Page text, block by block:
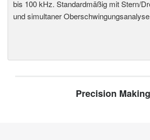
bis 100 kHz. Standardmäßig mit Stern/
und simultaner
Precision Making